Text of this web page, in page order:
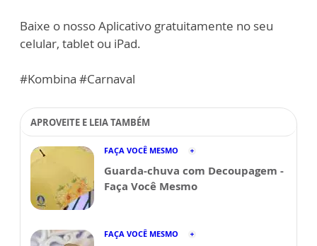
Baixe o nosso Aplicativo gratuitamente no seu
celular, tablet ou iPad.
#Kombina #Carnaval
APROVEITE E LEIA TAMBÉM
FAÇA VOCÊ MESMO
Guarda-chuva com Decoupagem -
Faça Você Mesmo
FAÇA VOCÊ MESMO